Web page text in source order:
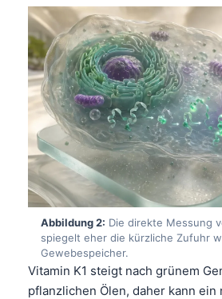
Abbildung 2: Die direkte Messung
spiegelt eher die kürzliche Zufuhr
Gewebespeicher.
Vitamin K1 steigt nach grünem
pflanzlichen Ölen, daher kann ein